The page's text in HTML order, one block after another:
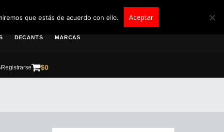
DECANTS MARCAS
Registrarse $0
que estás de acuerdo con ello. Aceptar